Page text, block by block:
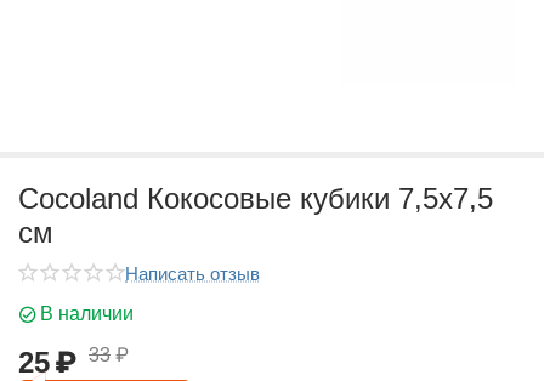
Cocoland Кокосовые кубики 7,5х7,5
см
Написать отзыв
В наличии
25₽ 33 ₽